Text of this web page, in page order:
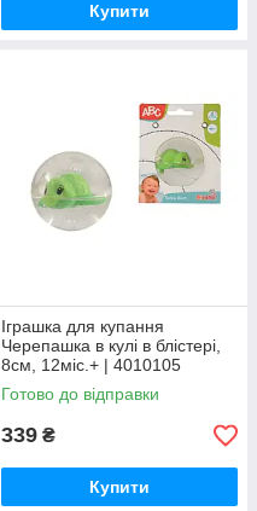
Купити
Іграшка для купання
Черепашка в кулі в блістері,
8см, 12міс.+ | 4010105
Готово до відправки
339 ₴
Купити